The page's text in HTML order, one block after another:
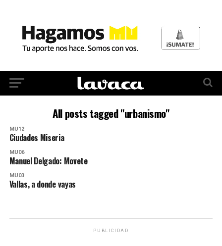
All posts tagged "urbanismo"
MU12
Ciudades Miseria
MU06
Manuel Delgado: Movete
MU03
Vallas, a donde vayas
PUBLICIDAD